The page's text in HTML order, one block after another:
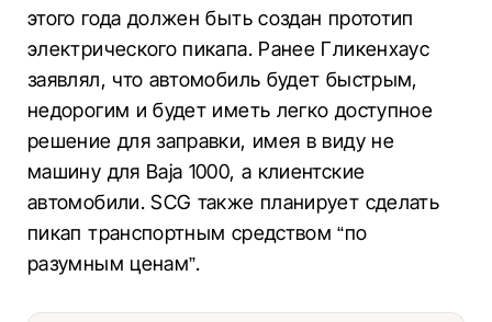
этого года должен быть создан прототип
электрического пикапа. Ранее Гликенхаус
заявлял, что автомобиль будет быстрым,
недорогим и будет иметь легко доступное
решение для заправки, имея в виду не
машину для Baja 1000, а клиентские
автомобили. SCG также планирует сделать
пикап транспортным средством “по
разумным ценам”.